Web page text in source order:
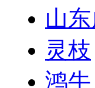
山
灵枝
鸿牛